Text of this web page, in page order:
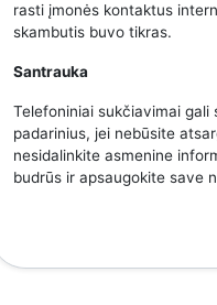
rasti įmonės kontaktus
skambutis buvo tikras.
Santrauka
Telefoniniai sukčiavimai
padarinius, jei nebūsite
nesidalinkite asmenine
budrūs ir apsaugokite save